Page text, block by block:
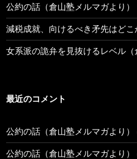
公約の話（倉山塾メルマガより）
減税成就、向けるべき矛先はどこ
女系派の詭弁を見抜けるレベル（
最近のコメント
公約の話（倉山塾メルマガより）
公約の話（倉山塾メルマガより）